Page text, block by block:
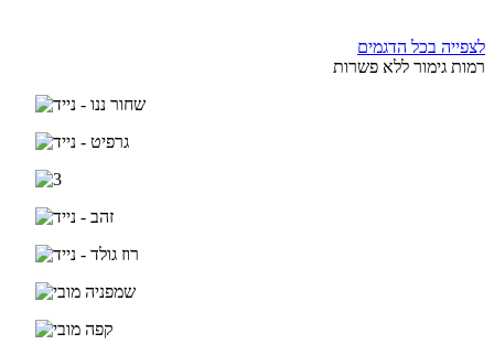
לצפייה בכל הדגמים
רמות גימור ללא פשרות